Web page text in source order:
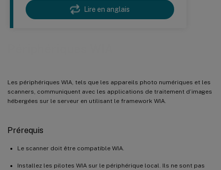
Lire en anglais
Les périphériques WIA, tels que les appareils photo numériques et les
scanners, communiquent avec les applications de traitement d’images
hébergées sur le serveur en utilisant le framework WIA.
Prérequis
Le scanner doit être compatible WIA.
Installez les pilotes WIA sur le périphérique local. Ils ne sont pas